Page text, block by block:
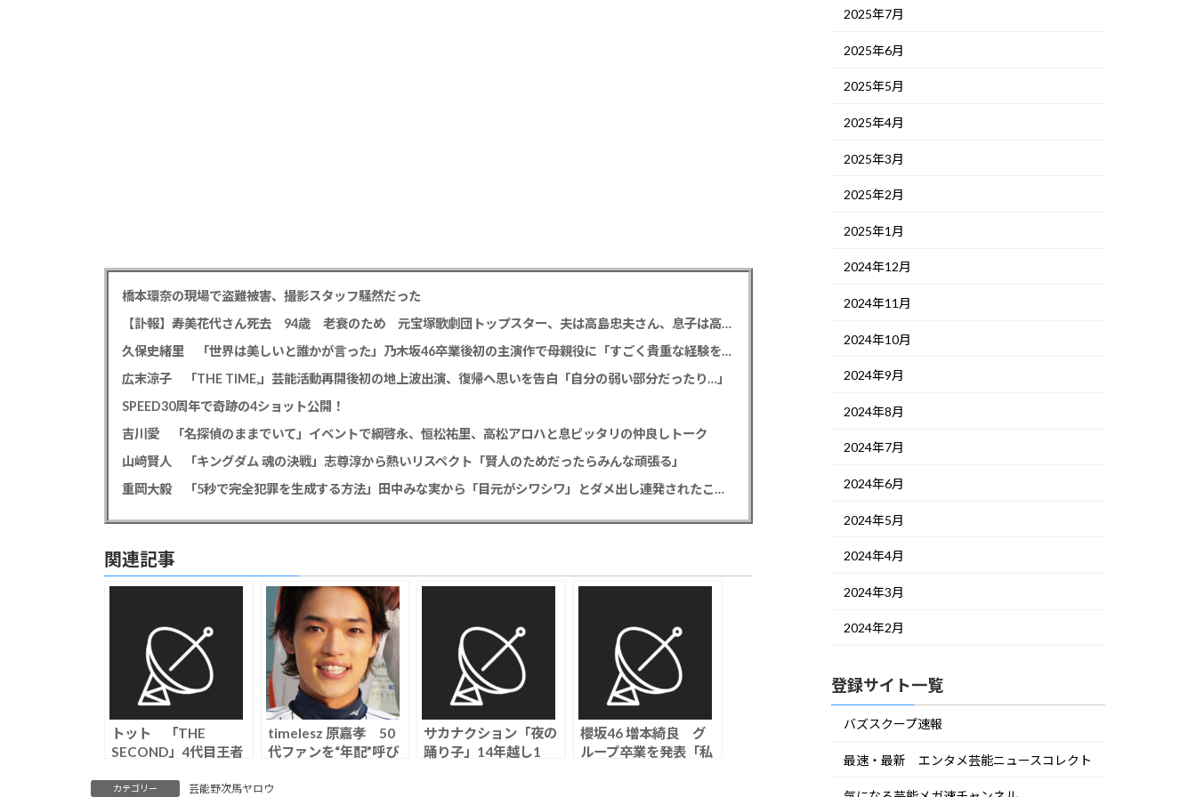
橋本環奈の現場で盗難被害、撮影スタッフ騒然だった
【訃報】寿美花代さん死去 94歳 老衰のため 元宝塚歌劇団トップスター、夫は高島忠夫さん、息子は高嶋政宏・政伸
久保史緒里 「世界は美しいと誰かが言った」乃木坂46卒業後初の主演作で母親役に「すごく貴重な経験をさせていただいた」
広末涼子 「THE TIME,」芸能活動再開後初の地上波出演、復帰へ思いを告白「自分の弱い部分だったり…」
SPEED30周年で奇跡の4ショット公開！
吉川愛 「名探偵のままでいて」イベントで綱啓永、恒松祐里、高松アロハと息ピッタリの仲良しトーク
山﨑賢人 「キングダム 魂の決戦」志尊淳から熱いリスペクト「賢人のためだったらみんな頑張る」
重岡大毅 「5秒で完全犯罪を生成する方法」田中みな実から「目元がシワシワ」とダメ出し連発されたことを暴露
関連記事
トット 「THE
SECOND」4代目王者
ビが金属バットとの決
timelesz 原嘉孝 50
代ファンを“年配”呼び
気を使うだけで印象良
サカナクション「夜の
踊り子」14年越し1
櫻坂46 増本綺良 グ
ループ卒業を発表「私
カテゴリー 芸能野次馬ヤロウ
2025年7月
2025年6月
2025年5月
2025年4月
2025年3月
2025年2月
2025年1月
2024年12月
2024年11月
2024年10月
2024年9月
2024年8月
2024年7月
2024年6月
2024年5月
2024年4月
2024年3月
2024年2月
登録サイト一覧
バズスクープ速報
最速・最新 エンタメ芸能ニュースコレクト